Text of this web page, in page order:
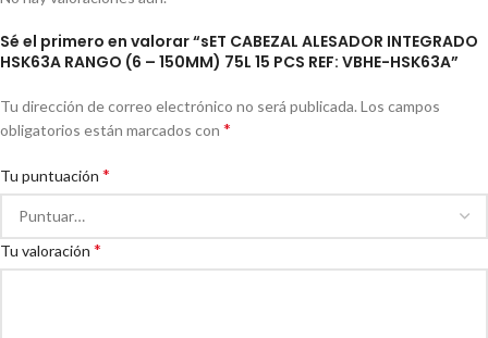
Sé el primero en valorar “sET CABEZAL ALESADOR INTEGRADO
HSK63A RANGO (6 – 150MM) 75L 15 PCS REF: VBHE-HSK63A”
Tu dirección de correo electrónico no será publicada. Los campos
obligatorios están marcados con *
Tu puntuación *
Tu valoración *